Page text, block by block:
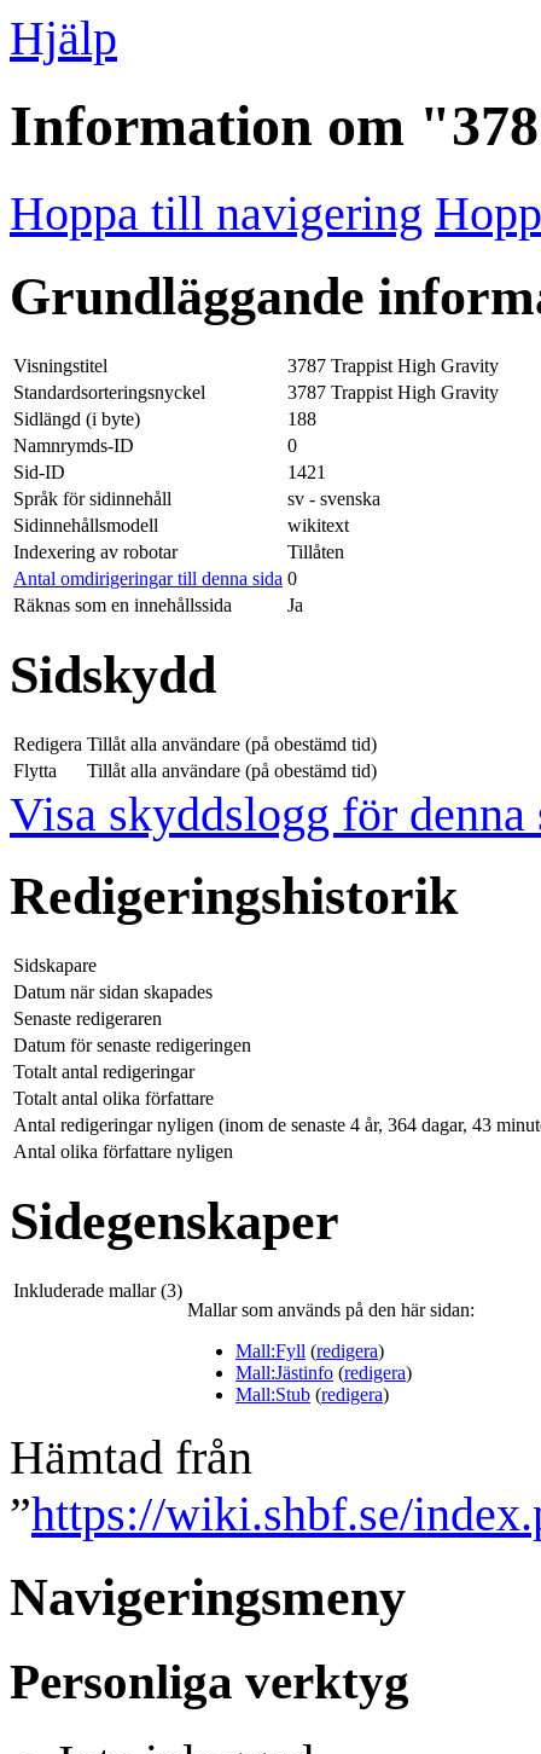
Hjälp
Information om
Hoppa till navigering
Grundläggande
Visningstitel
3787 Trappist High Gravity
Standardsorteringsnyckel
3787 Trappist High Gravity
Sidlängd (i byte)
188
Namnrymds-ID
0
Sid-ID
1421
Språk för sidinnehåll
sv - svenska
Sidinnehållsmodell
wikitext
Indexering av robotar
Tillåten
Antal omdirigeringar till denna sida 0
Räknas som en innehållssida
Ja
Sidskydd
Redigera Tillåt alla användare (på obestämd tid)
Flytta
Tillåt alla användare (på obestämd tid)
Visa skyddslogg för denna
Redigeringshistorik
Sidskapare
Datum när sidan skapades
Senaste redigeraren
Datum för senaste redigeringen
Totalt antal redigeringar
Totalt antal olika författare
Antal redigeringar nyligen (inom de senaste 4 år, 364 dagar, 43
Antal olika författare nyligen
Sidegenskaper
Inkluderade mallar (3)
Mallar som används på den här sidan:
Mall:Fyll (redigera)
Mall:Jästinfo (redigera)
Mall:Stub (redigera)
Hämtad från
”https://wiki.shbf.se/
Navigeringsmeny
Personliga verktyg